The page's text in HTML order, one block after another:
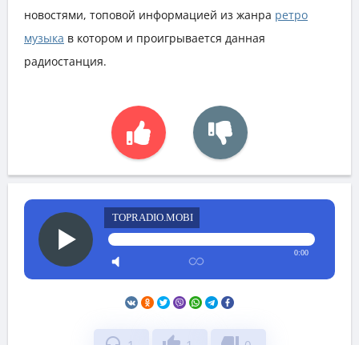
новостями, топовой информацией из жанра ретро
музыка в котором и проигрывается данная
радиостанция.
TOPRADIO.MOBI
0:00